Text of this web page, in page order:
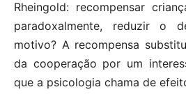
Rheingold: recompensar
paradoxalmente, reduzir o
motivo? A recompensa
da cooperação por um
que a psicologia chama de